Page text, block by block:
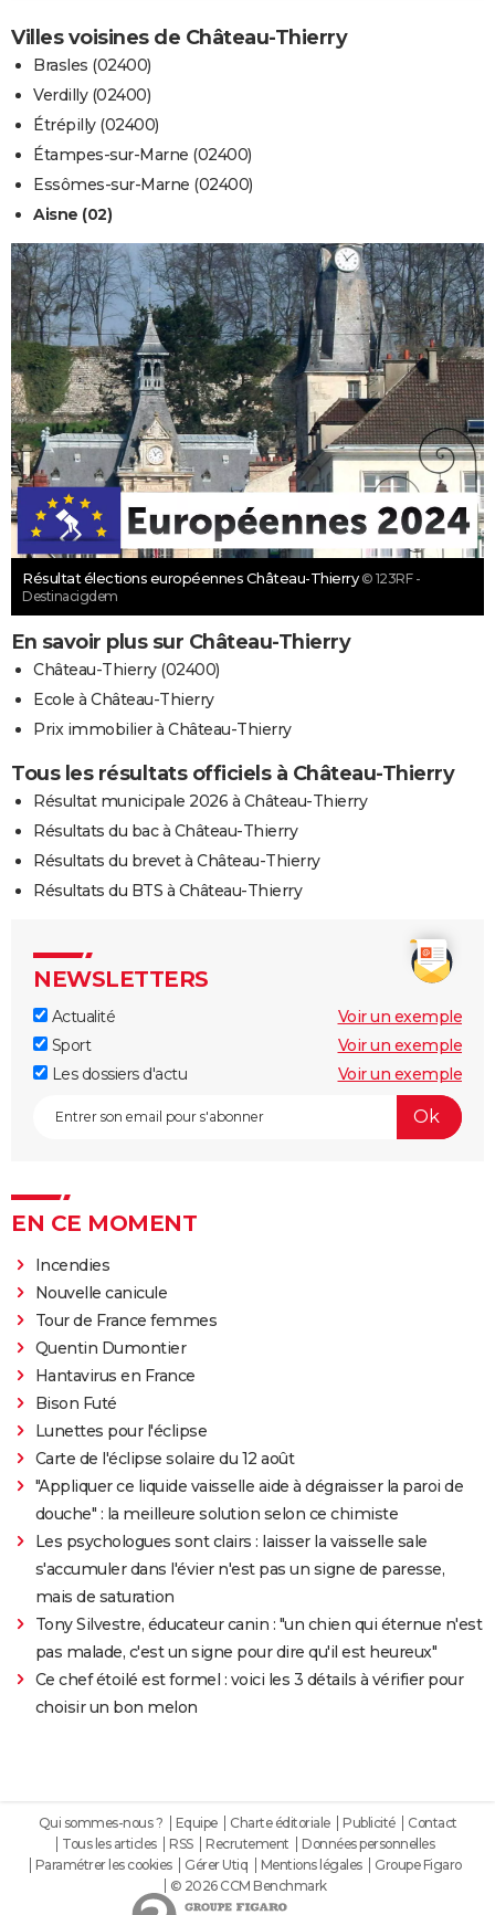
Villes voisines de Château-Thierry
Brasles (02400)
Verdilly (02400)
Étrépilly (02400)
Étampes-sur-Marne (02400)
Essômes-sur-Marne (02400)
Aisne (02)
Résultat élections européennes Château-Thierry © 123RF -
Destinacigdem
En savoir plus sur Château-Thierry
Château-Thierry (02400)
Ecole à Château-Thierry
Prix immobilier à Château-Thierry
Tous les résultats officiels à Château-Thierry
Résultat municipale 2026 à Château-Thierry
Résultats du bac à Château-Thierry
Résultats du brevet à Château-Thierry
Résultats du BTS à Château-Thierry
NEWSLETTERS
Actualité
Voir un exemple
Sport
Voir un exemple
Les dossiers d'actu
Voir un exemple
EN CE MOMENT
Incendies
Nouvelle canicule
Tour de France femmes
Quentin Dumontier
Hantavirus en France
Bison Futé
Lunettes pour l'éclipse
Carte de l'éclipse solaire du 12 août
"Appliquer ce liquide vaisselle aide à dégraisser la paroi de
douche" : la meilleure solution selon ce chimiste
Les psychologues sont clairs : laisser la vaisselle sale
s'accumuler dans l'évier n'est pas un signe de paresse,
mais de saturation
Tony Silvestre, éducateur canin : "un chien qui éternue n'est
pas malade, c'est un signe pour dire qu'il est heureux"
Ce chef étoilé est formel : voici les 3 détails à vérifier pour
choisir un bon melon
Qui sommes-nous ? Equipe Charte éditoriale Publicité
Contact
Tous les articles
RSS Recrutement
Données personnelles
Paramétrer les cookies
Gérer Utiq Mentions légales
Groupe Figaro
© 2026 CCM Benchmark